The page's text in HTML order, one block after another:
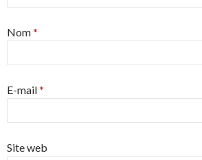
Nom*
E-mail*
Site web